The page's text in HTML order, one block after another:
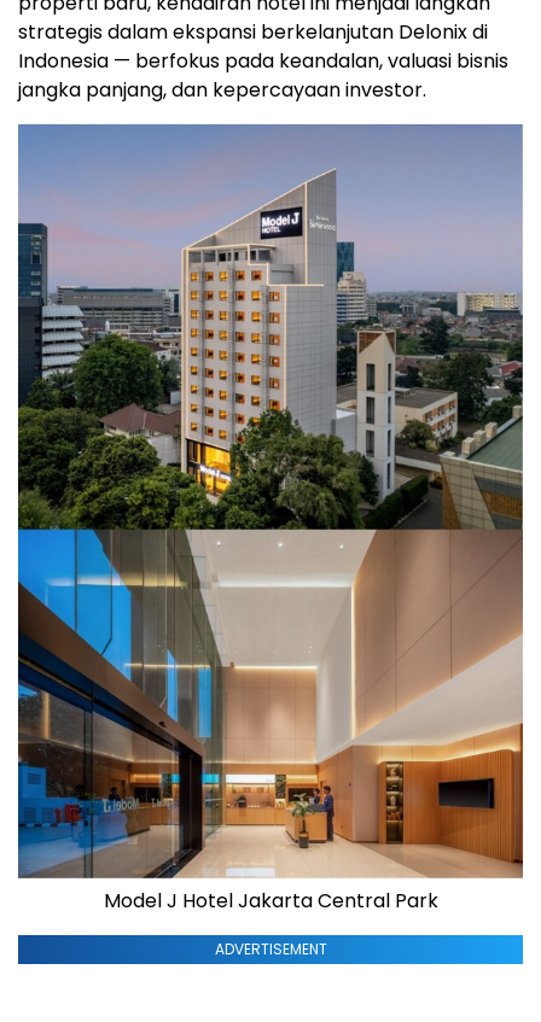
strategis dalam ekspansi berkelanjutan Delonix di
Indonesia — berfokus pada keandalan, valuasi bisnis
jangka panjang, dan kepercayaan investor.
Model J Hotel Jakarta Central Park
ADVERTISEMENT